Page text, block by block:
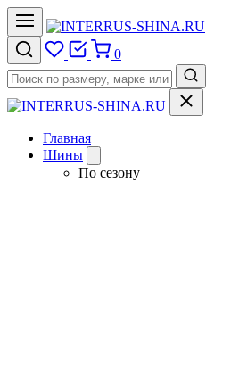
0
Главная
Шины
По сезону